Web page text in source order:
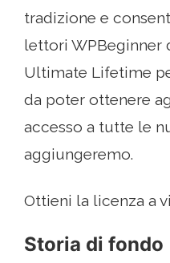
tradizione e
lettori WPBeginner
Ultimate Lifetime
da poter ottenere
accesso a tutte le
aggiungeremo.
Ottieni la licenza a
Storia di fondo